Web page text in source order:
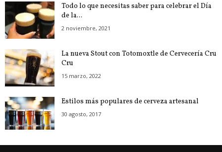
Todo lo que necesitas saber para celebrar el Día
de la...
2 noviembre, 2021
La nueva Stout con Totomoxtle de Cervecería Cru
Cru
15 marzo, 2022
Estilos más populares de cerveza artesanal
30 agosto, 2017